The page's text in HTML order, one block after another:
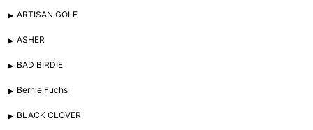
ARTISAN GOLF
ASHER
BAD BIRDIE
Bernie Fuchs
BLACK CLOVER